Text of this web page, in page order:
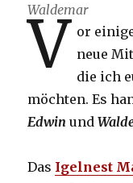
Waldemar
V or
neue
die ich
möchten. Es
Edwinund
Das Igelnest